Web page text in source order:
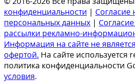
конфиденциальности | Согласие
персональных данных |
рассылки рекламно-
Информация на сайте не
офертой. На сайте используется
политика конфиденциальности
условия.